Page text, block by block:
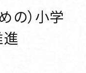
の）小学